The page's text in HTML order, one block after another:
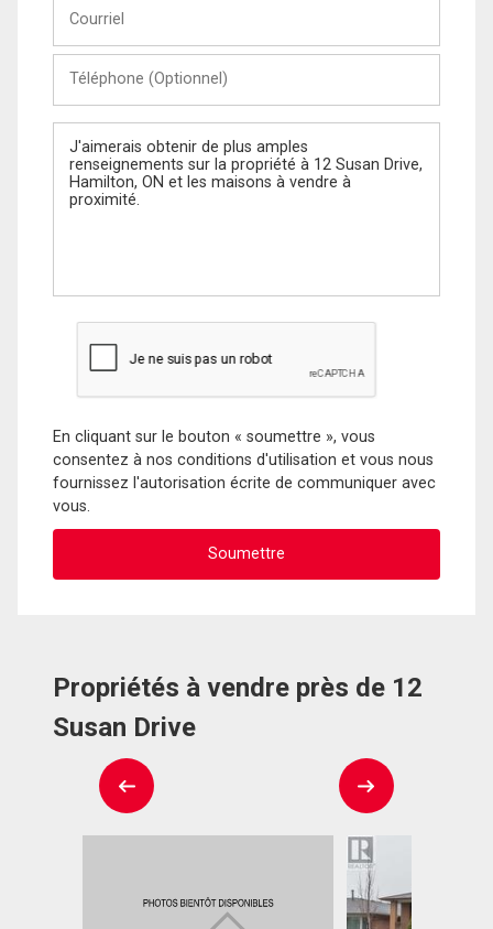
(Optionnel)
Message
En cliquant sur le bouton « soumettre », vous
consentez à nos conditions d'utilisation et vous nous
fournissez l'autorisation écrite de communiquer avec
vous.
Propriétés à vendre près de 12
Susan Drive